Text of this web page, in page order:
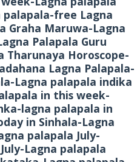
free Lagna
Graha Maruwa-Lagna
Palapala Guru
Tharunaya Horoscope-
Lagna Palapala-
Lagna palapala indika
in this week-
lagna palapala in
in Sinhala-Lagna
palapala July-
Lagna palapala